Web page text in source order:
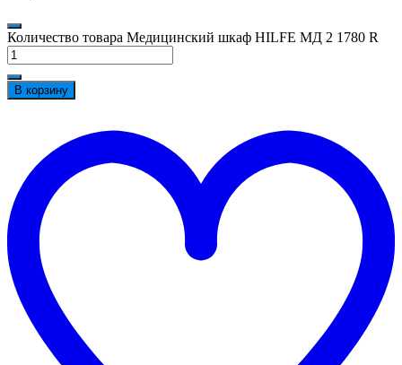
Количество товара Медицинский шкаф HILFE МД 2 1780 R
В корзину